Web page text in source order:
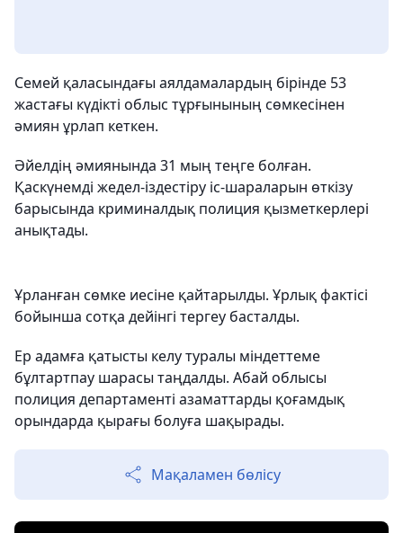
Семей қаласындағы аялдамалардың бірінде 53
жастағы күдікті облыс тұрғынының сөмкесінен
әмиян ұрлап кеткен.
Әйелдің әмиянында 31 мың теңге болған.
Қаскүнемді жедел-іздестіру іс-шараларын өткізу
барысында криминалдық полиция қызметкерлері
анықтады.
Ұрланған сөмке иесіне қайтарылды. Ұрлық фактісі
бойынша сотқа дейінгі тергеу басталды.
Ер адамға қатысты келу туралы міндеттеме
бұлтартпау шарасы таңдалды. Абай облысы
полиция департаменті азаматтарды қоғамдық
орындарда қырағы болуға шақырады.
Мақаламен бөлісу